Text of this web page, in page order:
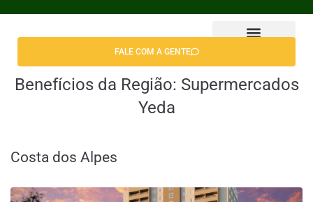
FALE COM A GENTE
Benefícios da Região: Supermercados
Yeda
Costa dos Alpes